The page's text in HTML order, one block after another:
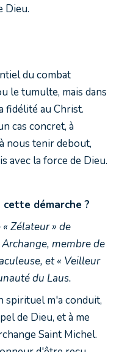
Dieu.
du combat
le tumulte, mais dans
fidélité au Christ.
cas concret, à
nous tenir debout,
avec la force de Dieu.
cette démarche ?
Zélateur » de
membre de
et« Veilleur
du Laus.
spirituel m'a conduit,
de Dieu, et à me
Saint Michel.